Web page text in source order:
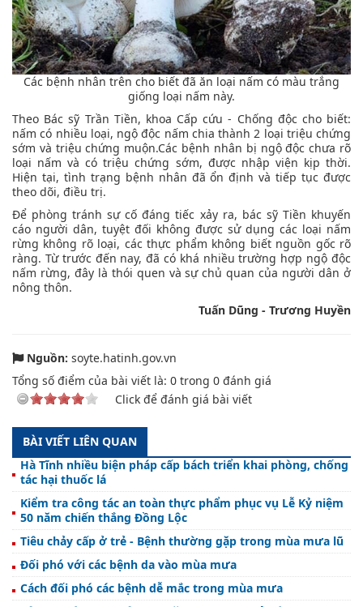
Các bệnh nhân trên cho biết đã ăn loại nấm có màu trắng
giống loại nấm này.
Theo Bác sỹ Trần Tiền, khoa Cấp cứu - Chống độc cho biết:
nấm có nhiều loại, ngộ độc nấm chia thành 2 loại triệu chứng
sớm và triệu chứng muộn.Các bệnh nhân bị ngộ độc chưa rõ
loại nấm và có triệu chứng sớm, được nhập viện kịp thời.
Hiện tại, tình trạng bệnh nhân đã ổn định và tiếp tục được
theo dõi, điều trị.
Để phòng tránh sự cố đáng tiếc xảy ra, bác sỹ Tiền khuyến
cáo người dân, tuyệt đối không được sử dụng các loại nấm
rừng không rõ loại, các thực phẩm không biết nguồn gốc rõ
ràng. Từ trước đến nay, đã có khá nhiều trường hợp ngộ độc
nấm rừng, đây là thói quen và sự chủ quan của người dân ở
nông thôn.
Tuấn Dũng - Trương Huyền
Nguồn: soyte.hatinh.gov.vn
Tổng số điểm của bài viết là: 0 trong 0 đánh giá
Click để đánh giá bài viết
BÀI VIẾT LIÊN QUAN
Hà Tĩnh nhiều biện pháp cấp bách triển khai phòng, chống
tác hại thuốc lá
Kiểm tra công tác an toàn thực phẩm phục vụ Lễ Kỷ niệm
50 năm chiến thắng Đồng Lộc
Tiêu chảy cấp ở trẻ - Bệnh thường gặp trong mùa mưa lũ
Đối phó với các bệnh da vào mùa mưa
Cách đối phó các bệnh dễ mắc trong mùa mưa